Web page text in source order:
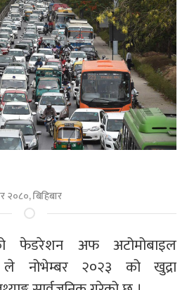
२०८०, बिहिबार
फेडरेशन अफ अटोमोबाइल
ले नोभेम्बर २०२३ को खुद्रा